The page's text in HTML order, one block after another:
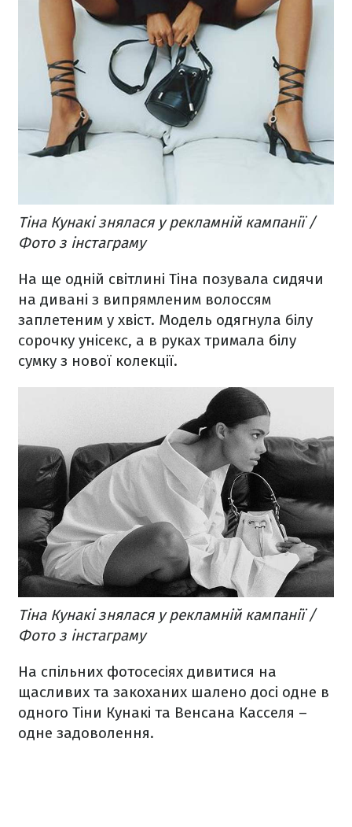
Тіна Кунакі знялася у рекламній кампанії /
Фото з інстаграму
На ще одній світлині Тіна позувала сидячи
на дивані з випрямленим волоссям
заплетеним у хвіст. Модель одягнула білу
сорочку унісекс, а в руках тримала білу
сумку з нової колекції.
Тіна Кунакі знялася у рекламній кампанії /
Фото з інстаграму
На спільних фотосесіях дивитися на
щасливих та закоханих шалено досі одне в
одного Тіни Кунакі та Венсана Касселя –
одне задоволення.